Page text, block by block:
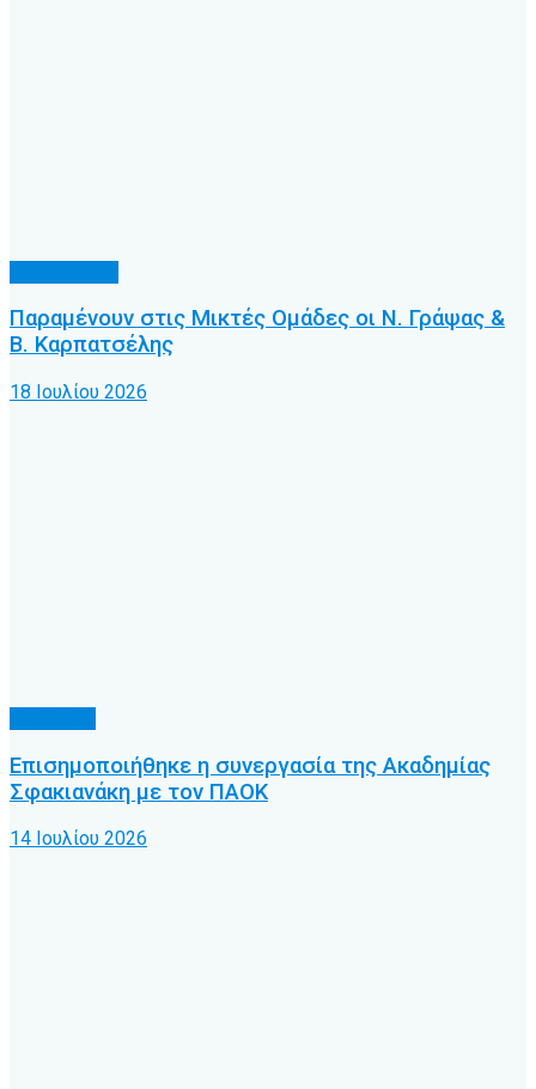
Παραμένουν στις Μικτές Ομάδες οι Ν. Γράψας &
Β. Καρπατσέλης
18 Ιουλίου 2026
Επισημοποιήθηκε η συνεργασία της Ακαδημίας
Σφακιανάκη με τον ΠΑΟΚ
14 Ιουλίου 2026